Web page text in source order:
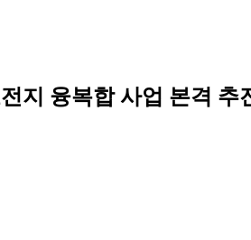
지 융복합 사업 본격 추